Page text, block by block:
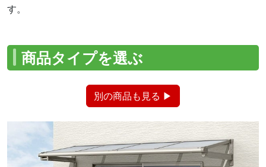
す。
商品タイプを選ぶ
別の商品も見る ▶